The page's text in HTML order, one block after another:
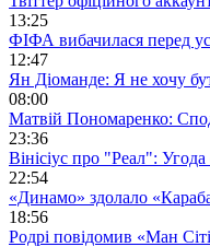
13:25
ФІФА вибачилася перед
12:47
Ян Діоманде: Я не хочу
08:00
Матвій Пономаренко:
23:36
Вінісіус про "Реал":
22:54
«Динамо» здолало
18:56
Родрі повідомив «Ман